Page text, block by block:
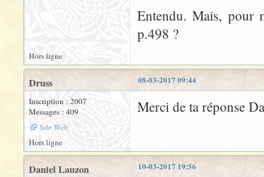
Entendu. Mais,
p.498 ?
Hors ligne
08-03-2017 09:44
Druss
Inscription : 2007
Messages : 409
Site Web
Merci de ta réponse
Hors ligne
10-03-2017 19:56
Daniel Lauzon